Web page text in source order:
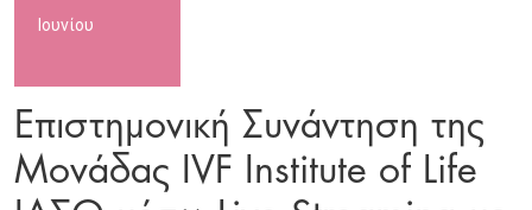
Ιουνίου
Επιστημονική Συνάντηση της
Μονάδας IVF Institute of Life